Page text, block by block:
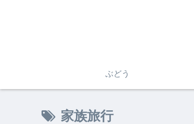
ぶどう
家族旅行